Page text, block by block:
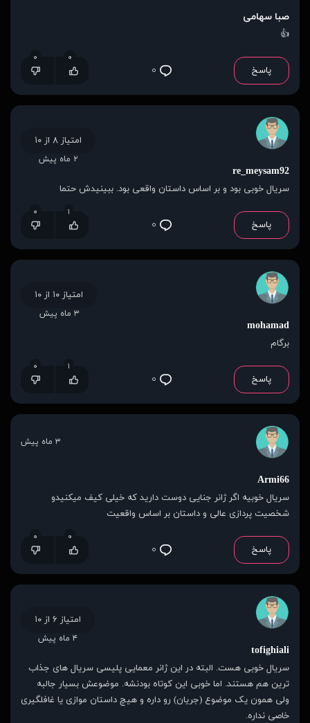
صبا سهامی
👍
پاسخ ۰
۰ ۰
re_meysam92
سریال خوبی بود و بر اساس داستان واقعی بود. ببینیدش حتما
پاسخ ۰
۱ ۰
امتیاز ۸ از ۱۰
۲ ماه پیش
mohamad
برگام
پاسخ ۰
۱ ۰
امتیاز ۱۰ از ۱۰
۳ ماه پیش
Armi66
سریال خوبیه اگر ژانر جنایی دوست دارید که خیلی کیف میکنیدو
شخصیت پردازی عالی و داستان بر اساس واقعیت
پاسخ ۰
۰ ۰
۳ ماه پیش
tofighiali
سریال خوبی هست. البته در این ژانر معمایی پلیسی سریال های جذاب
ترین هم هستند. اما خوبی این کوتاه بودنشه. موضوعش بسیار جالبه
ولی همون یک‌ موضوع (جریان) رو داره و هیچ داستان موازی یا غافلگیری
خاصی نداره.
امتیاز ۶ از ۱۰
۴ ماه پیش